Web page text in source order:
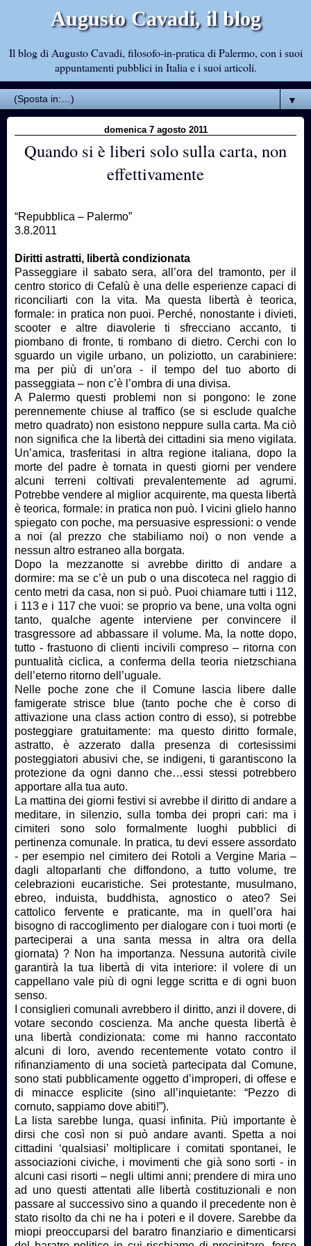
Augusto Cavadi, il blog
Il blog di Augusto Cavadi, filosofo-in-pratica di Palermo, con i suoi
appuntamenti pubblici in Italia e i suoi articoli.
▼
domenica 7 agosto 2011
Quando si è liberi solo sulla carta, non
effettivamente
“Repubblica – Palermo”
3.8.2011
Diritti astratti, libertà condizionata
Passeggiare il sabato sera, all’ora del tramonto, per il
centro storico di Cefalù è una delle esperienze capaci di
riconciliarti con la vita. Ma questa libertà è teorica,
formale: in pratica non puoi. Perché, nonostante i divieti,
scooter e altre diavolerie ti sfrecciano accanto, ti
piombano di fronte, ti rombano di dietro. Cerchi con lo
sguardo un vigile urbano, un poliziotto, un carabiniere:
ma per più di un’ora - il tempo del tuo aborto di
passeggiata – non c’è l’ombra di una divisa.
A Palermo questi problemi non si pongono: le zone
perennemente chiuse al traffico (se si esclude qualche
metro quadrato) non esistono neppure sulla carta. Ma ciò
non significa che la libertà dei cittadini sia meno vigilata.
Un’amica, trasferitasi in altra regione italiana, dopo la
morte del padre è tornata in questi giorni per vendere
alcuni terreni coltivati prevalentemente ad agrumi.
Potrebbe vendere al miglior acquirente, ma questa libertà
è teorica, formale: in pratica non può. I vicini glielo hanno
spiegato con poche, ma persuasive espressioni: o vende
a noi (al prezzo che stabiliamo noi) o non vende a
nessun altro estraneo alla borgata.
Dopo la mezzanotte si avrebbe diritto di andare a
dormire: ma se c’è un pub o una discoteca nel raggio di
cento metri da casa, non si può. Puoi chiamare tutti i 112,
i 113 e i 117 che vuoi: se proprio va bene, una volta ogni
tanto, qualche agente interviene per convincere il
trasgressore ad abbassare il volume. Ma, la notte dopo,
tutto - frastuono di clienti incivili compreso – ritorna con
puntualità ciclica, a conferma della teoria nietzschiana
dell’eterno ritorno dell’uguale.
Nelle poche zone che il Comune lascia libere dalle
famigerate strisce blue (tanto poche che è corso di
attivazione una class action contro di esso), si potrebbe
posteggiare gratuitamente: ma questo diritto formale,
astratto, è azzerato dalla presenza di cortesissimi
posteggiatori abusivi che, se indigeni, ti garantiscono la
protezione da ogni danno che…essi stessi potrebbero
apportare alla tua auto.
La mattina dei giorni festivi si avrebbe il diritto di andare a
meditare, in silenzio, sulla tomba dei propri cari: ma i
cimiteri sono solo formalmente luoghi pubblici di
pertinenza comunale. In pratica, tu devi essere assordato
- per esempio nel cimitero dei Rotoli a Vergine Maria –
dagli altoparlanti che diffondono, a tutto volume, tre
celebrazioni eucaristiche. Sei protestante, musulmano,
ebreo, induista, buddhista, agnostico o ateo? Sei
cattolico fervente e praticante, ma in quell’ora hai
bisogno di raccoglimento per dialogare con i tuoi morti (e
parteciperai a una santa messa in altra ora della
giornata) ? Non ha importanza. Nessuna autorità civile
garantirà la tua libertà di vita interiore: il volere di un
cappellano vale più di ogni legge scritta e di ogni buon
senso.
I consiglieri comunali avrebbero il diritto, anzi il dovere, di
votare secondo coscienza. Ma anche questa libertà è
una libertà condizionata: come mi hanno raccontato
alcuni di loro, avendo recentemente votato contro il
rifinanziamento di una società partecipata dal Comune,
sono stati pubblicamente oggetto d’improperi, di offese e
di minacce esplicite (sino all’inquietante: “Pezzo di
cornuto, sappiamo dove abiti!”).
La lista sarebbe lunga, quasi infinita. Più importante è
dirsi che così non si può andare avanti. Spetta a noi
cittadini ‘qualsiasi’ moltiplicare i comitati spontanei, le
associazioni civiche, i movimenti che già sono sorti - in
alcuni casi risorti – negli ultimi anni; prendere di mira uno
ad uno questi attentati alle libertà costituzionali e non
passare al successivo sino a quando il precedente non è
stato risolto da chi ne ha i poteri e il dovere. Sarebbe da
miopi preoccuparsi del baratro finanziario e dimenticarsi